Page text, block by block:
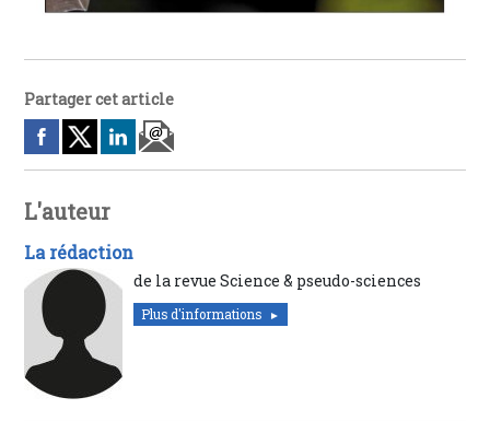
Partager cet article
L'auteur
La rédaction
de la revue Science & pseudo-sciences
Plus d'informations